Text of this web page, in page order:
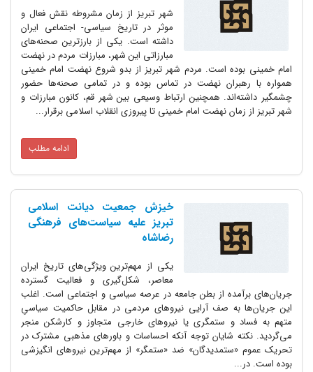
شهر تبریز از زمان مشروطه نقش فعال و
موثر در تاریخ سیاسی- اجتماعی ایران
داشته است. یکی از بارزترین صحنه‌های
مبارزاتی این شهر، مبارزات مردم در نهضت
امام خمینی بوده است. مردم شهر تبریز از بدو شروع نهضت امام خمینی
همواره با رهبران نهضت در تماس بوده و در تمامی صحنه‌ها حضور
چشمگیر داشته‌اند. همچنین ارتباط وسیعی بین شهر قم، کانون مبارزات و
شهر تبریز از زمان نهضت امام خمینی تا پیروزی انقلاب اسلامی برقرار...
ادامه مطلب
خیزش جمعیت دیانت اسلامی
تبریز علیه سیاست‌های فرهنگی
رضاشاه
یکی از مهم‌ترین ویژگی‌های تاریخ ایران
معاصر، شکل‌گیری و فعالیت گسترده
جریان‌های برآمده از بطن جامعه در عرصه سیاسی و اجتماعی است. اغلب
این جریان‌ها به صف آرایی نیروهای مردمی در مقابل حاکمیت سیاسیِ
متهم به فساد و ستمگری یا نیروهای خارجی متجاوز و کارشکن منجر
می‌گردید. نکته شایان توجه آنکه احساسات و باورهای مذهبی مشترک در
تحریک عموم «ستمدیدگان» ضد «ستمگر» از مهم‌ترین نیروهای انگیزشی
بوده است. در...